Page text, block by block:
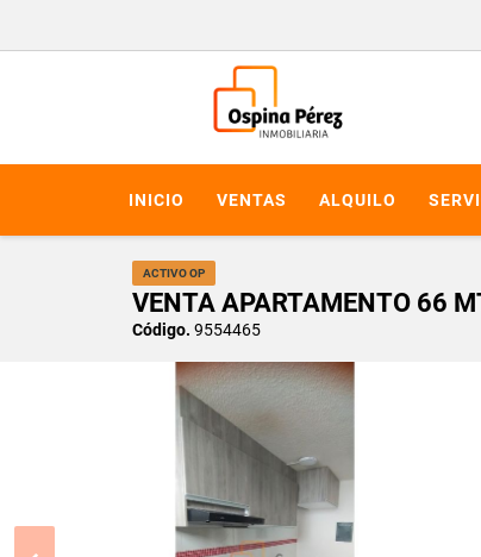
INICIO VENTAS ALQUILO
ACTIVO OP
VENTA APARTAMENTO 66
Código. 9554465